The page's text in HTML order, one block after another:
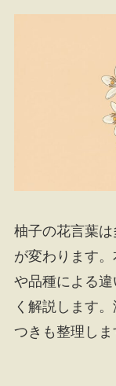
柚子の花言葉
が変わります
や品種による
く解説します
つきも整理しま